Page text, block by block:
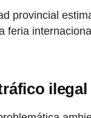
provincial
feria